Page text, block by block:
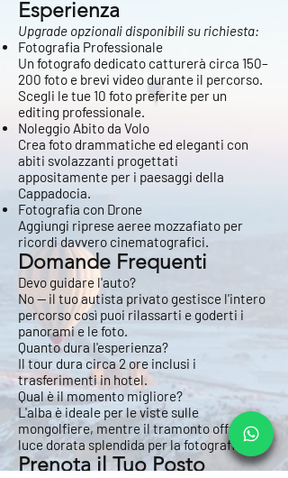
Esperienza
Upgrade opzionali disponibili su richiesta:
Fotografia Professionale
Un fotografo dedicato catturerà circa 150–
200 foto e brevi video durante il percorso.
Scegli le tue 10 foto preferite per un
editing professionale.
Noleggio Abito da Volo
Crea foto drammatiche ed eleganti con
abiti svolazzanti progettati
appositamente per i paesaggi della
Cappadocia.
Fotografia con Drone
Aggiungi riprese aeree mozzafiato per
ricordi davvero cinematografici.
Domande Frequenti
Devo guidare l'auto?
No — il tuo autista privato gestisce l'intero
percorso così puoi rilassarti e goderti i
panorami e le foto.
Quanto dura l'esperienza?
Il tour dura circa 2 ore inclusi i
trasferimenti in hotel.
Qual è il momento migliore?
L'alba è ideale per le viste sulle
mongolfiere, mentre il tramonto offre una
luce dorata splendida per la fotografia.
Prenota il Tuo Posto